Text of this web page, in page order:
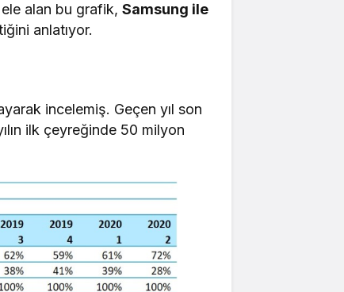
alan bu grafik, Samsung ile
anlatıyor.
incelemiş. Geçen yıl son
ilk çeyreğinde 50 milyon